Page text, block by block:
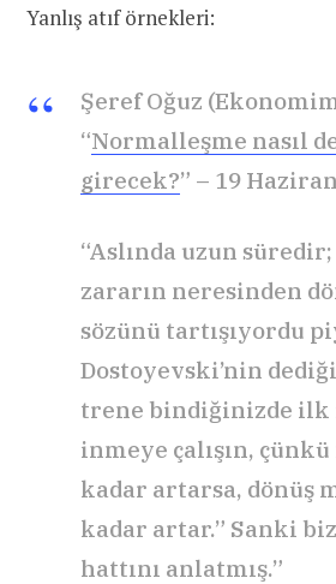
Yanlış atıf örnekleri:
Şeref Oğuz
“Normalleşme nasıl
girecek?” – 19
“Aslında uzun
zararın neresinden
sözünü tartışıyordu
Dostoyevski’nin
trene bindiğinizde ilk
inmeye çalışın,
kadar artarsa, dönüş
kadar artar.” Sanki
hattını anlatmış.”